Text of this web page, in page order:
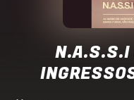
N.A.S.S.I